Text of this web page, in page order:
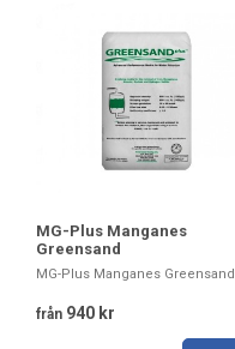
MG-Plus Manganes
Greensand
MG-Plus Manganes Greensand
från 940 kr